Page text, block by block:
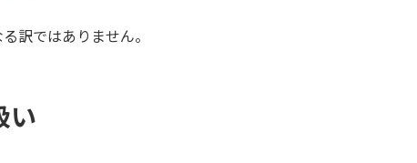
訳ではありません。
い